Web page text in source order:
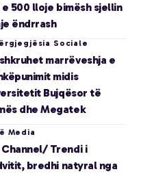
e 500 lloje bimësh sjellin
ëndrrash
Sociale
marrëveshja e
midis
Bujqësor të
dhe Megatek
Media
Trendi i
bredhi natyral nga